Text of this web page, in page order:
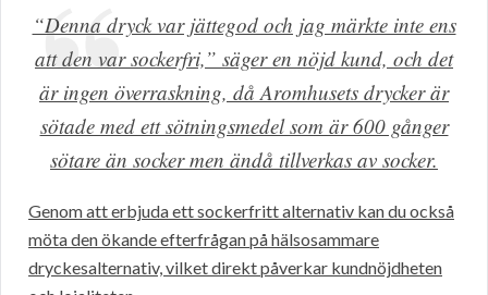
“Denna dryck var jättegod och jag märkte inte ens
att den var sockerfri,” säger en nöjd kund, och det
är ingen överraskning, då Aromhusets drycker är
sötade med ett sötningsmedel som är 600 gånger
sötare än socker men ändå tillverkas av socker.
Genom att erbjuda ett sockerfritt alternativ kan du också
möta den ökande efterfrågan på hälsosammare
dryckesalternativ, vilket direkt påverkar kundnöjdheten